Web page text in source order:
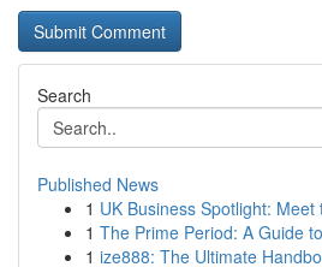
Search
Published News
1 UK Business Spotlight:
1 The Prime Period: A Guide
1 ize888: The Ultimate